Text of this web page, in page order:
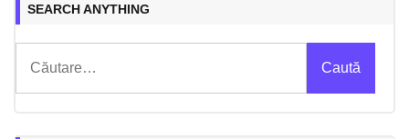
SEARCH ANYTHING
după: